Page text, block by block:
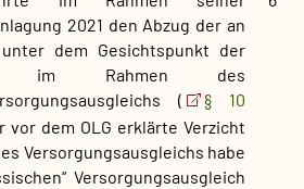
2021 den Abzug der an
dem Gesichtspunkt der
im Rahmen des
(
§ 10
vor dem OLG erklärte Verzicht
Versorgungsausgleichs habe
Versorgungsausgleich